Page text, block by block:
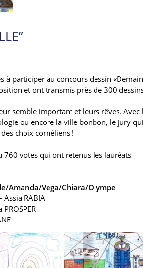
à participer au concours dessin
et ont transmis près de 300
semble important et leurs rêves. Avec
ou encore la ville bonbon, le jury qui
choix cornéliens !
760 votes qui ont retenus les lauréats
Amanda/Vega/Chiara/Olympe
RABIA